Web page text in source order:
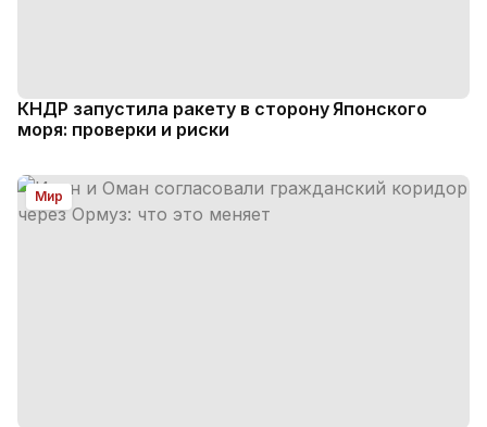
КНДР запустила ракету в сторону Японского
моря: проверки и риски
Мир